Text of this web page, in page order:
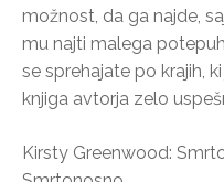
možnost, da ga najde,
mu najti malega
se sprehajate po krajih,
knjiga avtorja zelo
Kirsty Greenwood: